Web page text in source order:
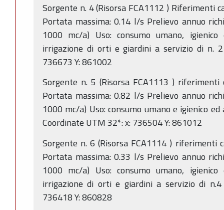
Sorgente n. 4 (Risorsa FCA1112 ) Riferimenti
Portata massima: 0.14 l/s Prelievo annuo
1000 mc/a) Uso: consumo umano,
irrigazione di orti e giardini a servizio di n.
736673 Y: 861002
Sorgente n. 5 (Risorsa FCA1113 )
Portata massima: 0.82 l/s Prelievo annuo
1000 mc/a) Uso: consumo umano e igienico
Coordinate UTM 32*: x: 736504 Y: 861012
Sorgente n. 6 (Risorsa FCA1114 ) riferimenti
Portata massima: 0.33 l/s Prelievo annuo
1000 mc/a) Uso: consumo umano,
irrigazione di orti e giardini a servizio di
736418 Y: 860828